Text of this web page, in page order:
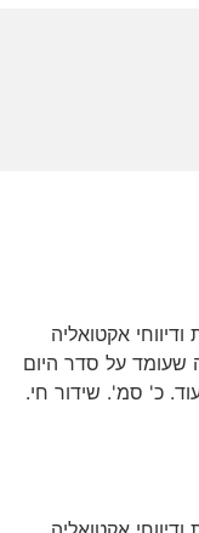
חדשות ודיווחי אקטואליה
שעומד על סדר היום
כ' סמ'. שידור חי.